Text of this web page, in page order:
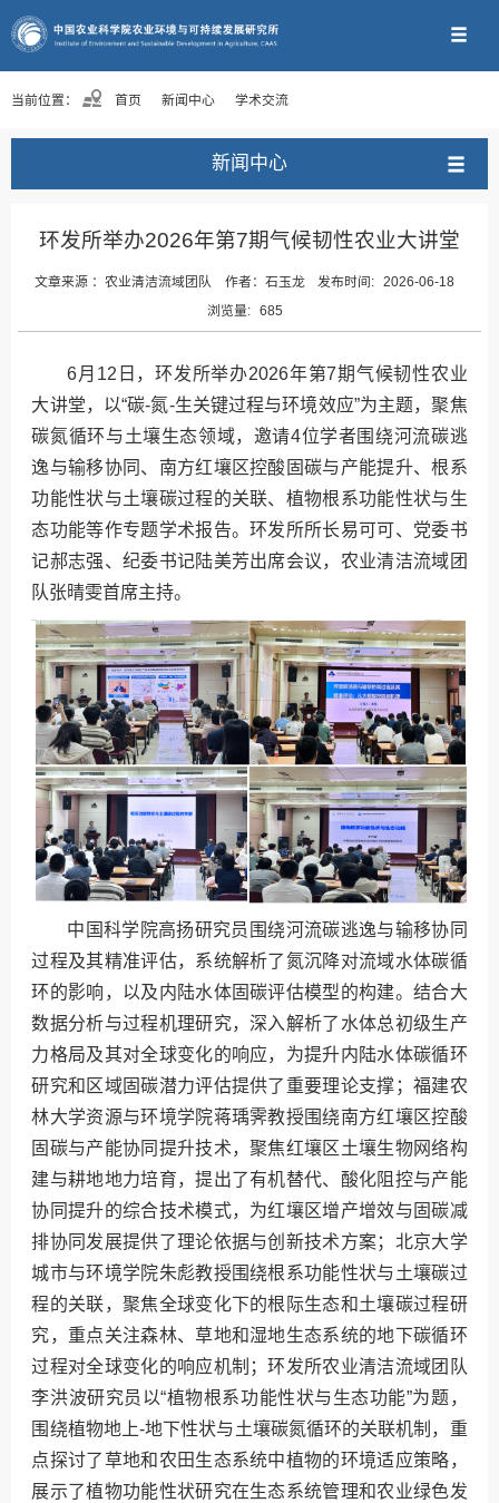
当前位置： 首页 新闻中心 学术交流
新闻中心
环发所举办2026年第7期气候韧性农业大讲堂
文章来源 ：农业清洁流域团队 作者： 石玉龙 发布时间: 2026-06-18
浏览量: 685
6月12日，环发所举办2026年第7期气候韧性农业
大讲堂，以“碳-氮-生关键过程与环境效应”为主题，聚焦
碳氮循环与土壤生态领域，邀请4位学者围绕河流碳逃
逸与输移协同、南方红壤区控酸固碳与产能提升、根系
功能性状与土壤碳过程的关联、植物根系功能性状与生
态功能等作专题学术报告。环发所所长易可可、党委书
记郝志强、纪委书记陆美芳出席会议，农业清洁流域团
队张晴雯首席主持。
中国科学院高扬研究员围绕河流碳逃逸与输移协同
过程及其精准评估，系统解析了氮沉降对流域水体碳循
环的影响，以及内陆水体固碳评估模型的构建。结合大
数据分析与过程机理研究，深入解析了水体总初级生产
力格局及其对全球变化的响应，为提升内陆水体碳循环
研究和区域固碳潜力评估提供了重要理论支撑；福建农
林大学资源与环境学院蒋瑀霁教授围绕南方红壤区控酸
固碳与产能协同提升技术，聚焦红壤区土壤生物网络构
建与耕地地力培育，提出了有机替代、酸化阻控与产能
协同提升的综合技术模式，为红壤区增产增效与固碳减
排协同发展提供了理论依据与创新技术方案；北京大学
城市与环境学院朱彪教授围绕根系功能性状与土壤碳过
程的关联，聚焦全球变化下的根际生态和土壤碳过程研
究，重点关注森林、草地和湿地生态系统的地下碳循环
过程对全球变化的响应机制；环发所农业清洁流域团队
李洪波研究员以“植物根系功能性状与生态功能”为题，
围绕植物地上-地下性状与土壤碳氮循环的关联机制，重
点探讨了草地和农田生态系统中植物的环境适应策略，
展示了植物功能性状研究在生态系统管理和农业绿色发